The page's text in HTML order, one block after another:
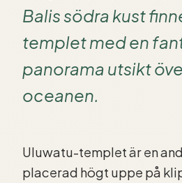
Balis södra kust
templet med en
panorama utsikt
oceanen.
Uluwatu-templet är en
placerad högt uppe på